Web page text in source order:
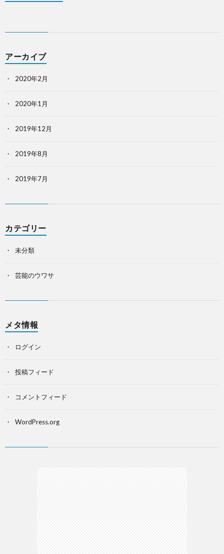
アーカイブ
2020年2月
2020年1月
2019年12月
2019年8月
2019年7月
カテゴリー
未分類
芸能のウワサ
メタ情報
ログイン
投稿フィード
コメントフィード
WordPress.org